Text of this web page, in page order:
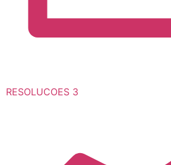
RESOLUCOES 3